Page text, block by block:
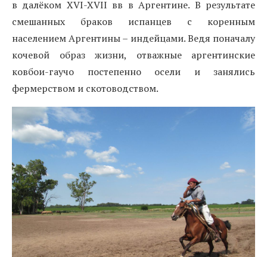
в далёком XVI-XVII вв в Аргентине. В результате
смешанных браков испанцев с коренным
населением Аргентины – индейцами. Ведя поначалу
кочевой образ жизни, отважные аргентинские
ковбои-гаучо постепенно осели и занялись
фермерством и скотоводством.